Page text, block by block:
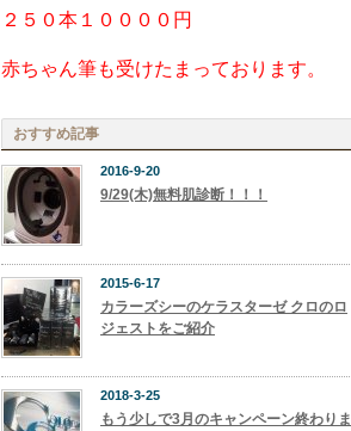
２５０本１００００円
赤ちゃん筆も受けたまっております。
おすすめ記事
2016-9-20
9/29(木)無料肌診断！！！
2015-6-17
カラーズシーのケラスターゼ クロのロ
ジェストをご紹介
2018-3-25
もう少しで3月のキャンペーン終わりま